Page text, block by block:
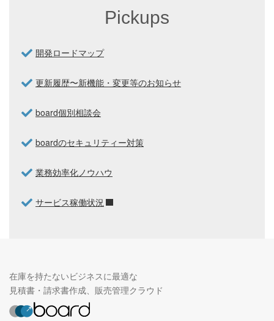
Pickups
開発ロードマップ
更新履歴〜新機能・変更等のお知らせ
board個別相談会
boardのセキュリティー対策
業務効率化ノウハウ
サービス稼働状況
在庫を持たないビジネスに最適な
見積書・請求書作成、販売管理クラウド